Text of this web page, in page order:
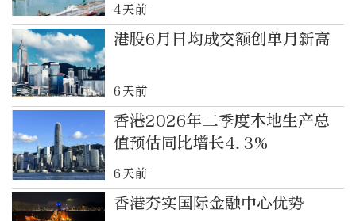
4天前
港股6月日均成交额创单月新高
6天前
香港2026年二季度本地生产总
值预估同比增长4.3%
6天前
香港夯实国际金融中心优势